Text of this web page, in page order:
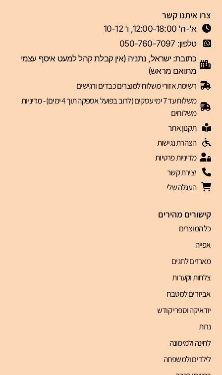
קישורים מהירים
כל המוצרים
אפייה
מארזים לחגים
צלחות וקערות
אביזרים למטבח
יודאיקה וספרי קודש
נרות
לחינה ולמימונה
לילדים ולמשפחה
צרו איתנו קשר
א'-ה' 12:00-18:00, ו' 10-12
טלפון: 050-760-7097
כתובת: ישראל, נתניה (אין קבלת קהל למעט איסף עצמי
מתואם מראש)
רשימת אזורי משלוח למוצרים כבדים ורגישים
משלוח עד 7 ימי עסקים (לרוב בפועל אספקה תוך 4 ימים) - מדיניות
משלוחים
תקנון אתר
הצהרת נגישות
מדיניות פרטיות
יצירת קשר
העגלה שלי